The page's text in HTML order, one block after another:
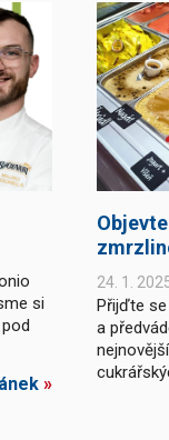
si
»
24. 1.
Přijďte
a